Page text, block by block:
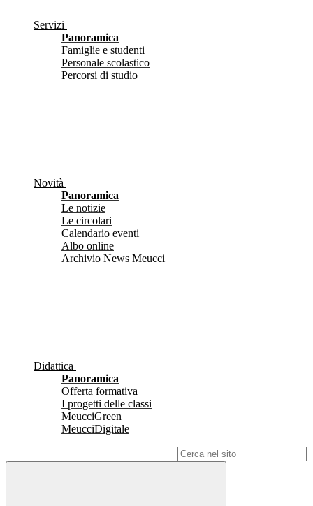
Servizi
Panoramica
Famiglie e studenti
Personale scolastico
Percorsi di studio
Novità
Panoramica
Le notizie
Le circolari
Calendario eventi
Albo online
Archivio News Meucci
Didattica
Panoramica
Offerta formativa
I progetti delle classi
MeucciGreen
MeucciDigitale